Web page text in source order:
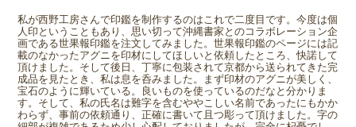
私が西野工房さんで印鑑を制作するのはこれで二度目です。今度は個
人印ということもあり、思い切って沖縄書家とのコラボレーション企
画である世果報印鑑を注文してみました。世果報印鑑のページには記
載のなかったアグニを印材にしてほしいと依頼したところ、快諾して
頂けました。そして後日、丁寧に包装されて京都から送られてきた完
成品を見たとき、私は息を呑みました。まず印材のアグニが美しく、
宝石のように輝いている。良いものを使っているのだなと分かりま
す。そして、私の氏名は難字を含むややこしい名前であったにもかか
わらず、事前の依頼通り、正確に書いて且つ彫って頂けました。字の